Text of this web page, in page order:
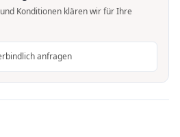
Konditionen klären wir für Ihre
anfragen